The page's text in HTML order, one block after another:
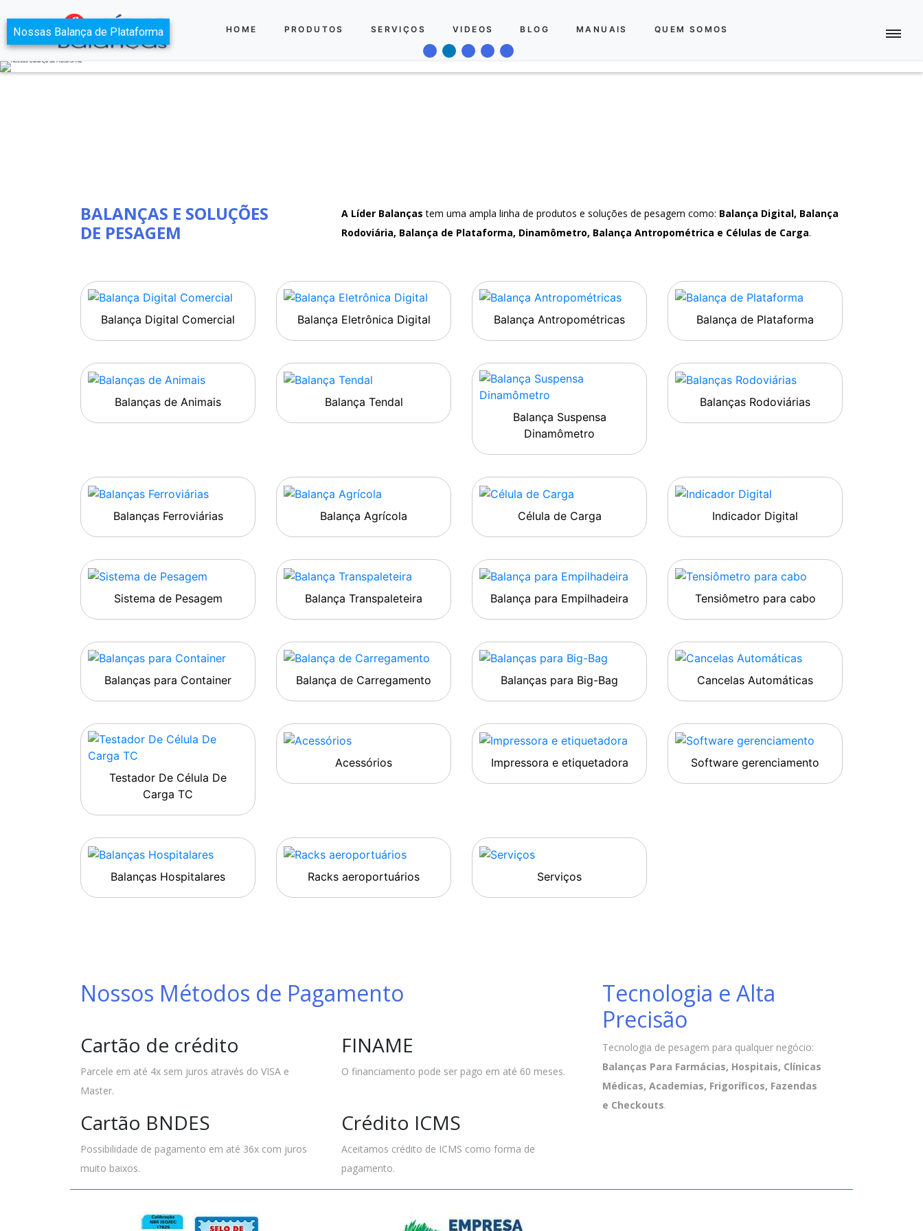
HOME PRODUTOS SERVIÇOS VIDEOS BLOG MANUAIS QUEM SOMOS
Nossas Balança de Plataforma
BALANÇAS E SOLUÇÕES
DE PESAGEM
A Líder Balanças tem uma ampla linha de produtos e soluções de pesagem como: Balança Digital, Balança
Rodoviária, Balança de Plataforma, Dinamômetro, Balança Antropométrica e Células de Carga.
Balança Digital Comercial Balança Eletrônica Digital Balança Antropométricas Balança de Plataforma
Balanças de Animais
Balança Tendal
Balança Suspensa
Dinamômetro
Balanças Rodoviárias
Balanças Ferroviárias Balança Agrícola Célula de Carga Indicador Digital
Sistema de Pesagem Balança Transpaleteira Balança para Empilhadeira Tensiômetro para cabo
Balanças para Container Balança de Carregamento Balanças para Big-Bag Cancelas Automáticas
Testador De Célula De
Carga TC
Acessórios Impressora e etiquetadora Software gerenciamento
Balanças Hospitalares Racks aeroportuários Serviços
Nossos Métodos de Pagamento
Cartão de crédito
Parcele em até 4x sem juros através do VISA e
Master.
FINAME
O financiamento pode ser pago em até 60 meses.
Cartão BNDES
Possibilidade de pagamento em até 36x com juros
muito baixos.
Crédito ICMS
Aceitamos crédito de ICMS como forma de
pagamento.
Tecnologia e Alta
Precisão
Tecnologia de pesagem para qualquer negócio:
Balanças Para Farmácias, Hospitais, Clínicas
Médicas, Academias, Frigoríficos, Fazendas
e Checkouts.